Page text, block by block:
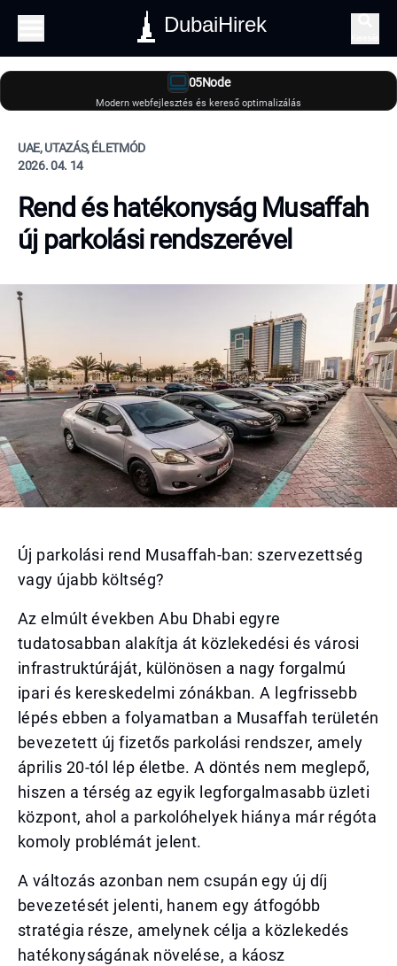
DubaiHirek
05Node
Modern webfejlesztés és kereső optimalizálás
UAE, UTAZÁS, ÉLETMÓD
2026. 04. 14
Rend és hatékonyság Musaffah
új parkolási rendszerével
Új parkolási rend Musaffah-ban: szervezettség
vagy újabb költség?
Az elmúlt években Abu Dhabi egyre
tudatosabban alakítja át közlekedési és városi
infrastruktúráját, különösen a nagy forgalmú
ipari és kereskedelmi zónákban. A legfrissebb
lépés ebben a folyamatban a Musaffah területén
bevezetett új fizetős parkolási rendszer, amely
április 20-tól lép életbe. A döntés nem meglepő,
hiszen a térség az egyik legforgalmasabb üzleti
központ, ahol a parkolóhelyek hiánya már régóta
komoly problémát jelent.
A változás azonban nem csupán egy új díj
bevezetését jelenti, hanem egy átfogóbb
stratégia része, amelynek célja a közlekedés
hatékonyságának növelése, a káosz